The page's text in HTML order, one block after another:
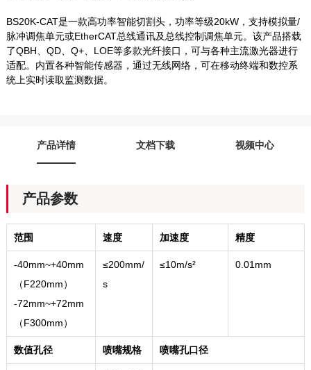
BS20K-CAT是一款高功率智能切割头，功率等级20kW，支持模拟量/
脉冲调焦单元或EtherCAT总线通讯及总线控制调焦单元。该产品搭载
了QBH、QD、Q+、LOE等多款光纤接口，可与各种主流激光器进行
适配。内置各种智能传感器，通过无线网络，可在移动终端和数控系
统上实时读取监测数据。
产品详情 文档下载 视频中心
产品参数
范围 速度 加速度 精度
-40mm~+40mm
（F220mm）
-72mm~+72mm
（F300mm）
≤200mm/
s
≤10m/s² 0.01mm
数值孔径 喷嘴规格 喷嘴孔口径